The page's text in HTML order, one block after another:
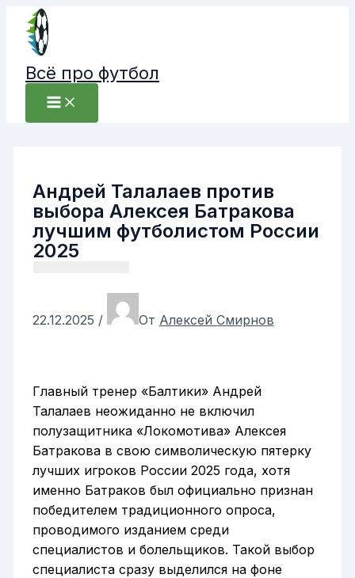
Перейти
содержимому
Всё про футбол
Андрей Талалаев против
выбора Алексея Батракова
лучшим футболистом России
2025
22.12.2025 / От Алексей Смирнов
Главный тренер «Балтики» Андрей
Талалаев неожиданно не включил
полузащитника «Локомотива» Алексея
Батракова в свою символическую пятерку
лучших игроков России 2025 года, хотя
именно Батраков был официально признан
победителем традиционного опроса,
проводимого изданием среди
специалистов и болельщиков. Такой выбор
специалиста сразу выделился на фоне